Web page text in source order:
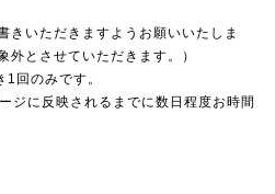
いただきますようお願いいたしま
とさせていただきます。）
回のみです。
ジに反映されるまでに数日程度お時間